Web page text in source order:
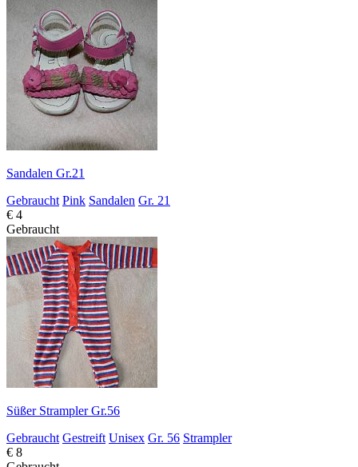
Sandalen Gr.21
Gebraucht Pink Sandalen Gr. 21
€ 4
Gebraucht
Süßer Strampler Gr.56
Gebraucht Gestreift Unisex Gr. 56 Strampler
€ 8